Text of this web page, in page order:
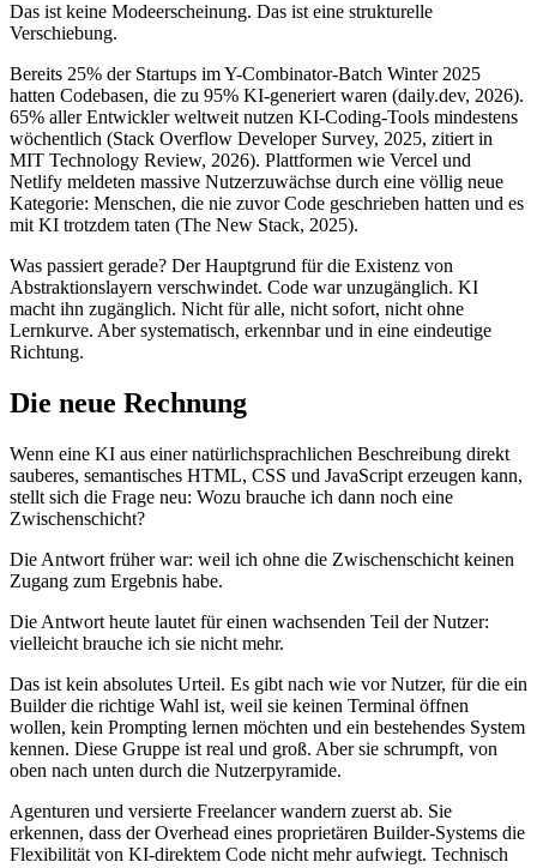
Das ist keine Modeerscheinung. Das ist eine strukturelle
Verschiebung.
Bereits 25% der Startups im Y-Combinator-Batch Winter 2025
hatten Codebasen, die zu 95% KI-generiert waren (daily.dev, 2026).
65% aller Entwickler weltweit nutzen KI-Coding-Tools mindestens
wöchentlich (Stack Overflow Developer Survey, 2025, zitiert in
MIT Technology Review, 2026). Plattformen wie Vercel und
Netlify meldeten massive Nutzerzuwächse durch eine völlig neue
Kategorie: Menschen, die nie zuvor Code geschrieben hatten und es
mit KI trotzdem taten (The New Stack, 2025).
Was passiert gerade? Der Hauptgrund für die Existenz von
Abstraktionslayern verschwindet. Code war unzugänglich. KI
macht ihn zugänglich. Nicht für alle, nicht sofort, nicht ohne
Lernkurve. Aber systematisch, erkennbar und in eine eindeutige
Richtung.
Die neue Rechnung
Wenn eine KI aus einer natürlichsprachlichen Beschreibung direkt
sauberes, semantisches HTML, CSS und JavaScript erzeugen kann,
stellt sich die Frage neu: Wozu brauche ich dann noch eine
Zwischenschicht?
Die Antwort früher war: weil ich ohne die Zwischenschicht keinen
Zugang zum Ergebnis habe.
Die Antwort heute lautet für einen wachsenden Teil der Nutzer:
vielleicht brauche ich sie nicht mehr.
Das ist kein absolutes Urteil. Es gibt nach wie vor Nutzer, für die ein
Builder die richtige Wahl ist, weil sie keinen Terminal öffnen
wollen, kein Prompting lernen möchten und ein bestehendes System
kennen. Diese Gruppe ist real und groß. Aber sie schrumpft, von
oben nach unten durch die Nutzerpyramide.
Agenturen und versierte Freelancer wandern zuerst ab. Sie
erkennen, dass der Overhead eines proprietären Builder-Systems die
Flexibilität von KI-direktem Code nicht mehr aufwiegt. Technisch